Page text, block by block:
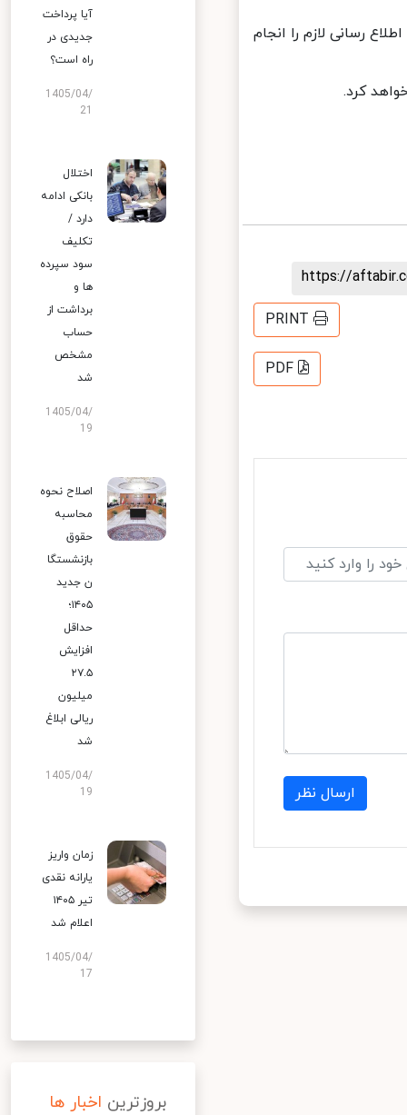
رسانی لازم را انجام
کرد.
https://
PRINT
PDF
ارسال نظر
آیا پرداخت
جدیدی در
راه است؟
1405/04/
اختلال
بانکی ادامه
دارد /
تکلیف
سود سپرده
ها و
برداشت از
حساب
مشخص
شد
1405/04/
19
اصلاح نحوه
محاسبه
حقوق
بازنشستگا
ن جدید
۱۴۰۵؛
حداقل
افزایش
۲۷.۵
میلیون
ریالی ابلاغ
شد
1405/04/
19
زمان واریز
یارانه نقدی
تیر ۱۴۰۵
اعلام شد
1405/04/
17
بروزترین اخبار ها